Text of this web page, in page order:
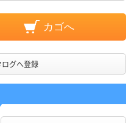
カゴへ
グへ登録